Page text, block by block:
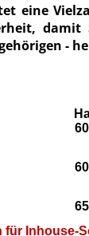
eine
-
für Inhouse-